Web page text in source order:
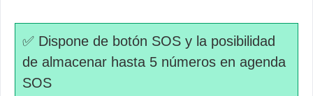
✅ Dispone de botón SOS y la posibilidad
de almacenar hasta 5 números en agenda
SOS